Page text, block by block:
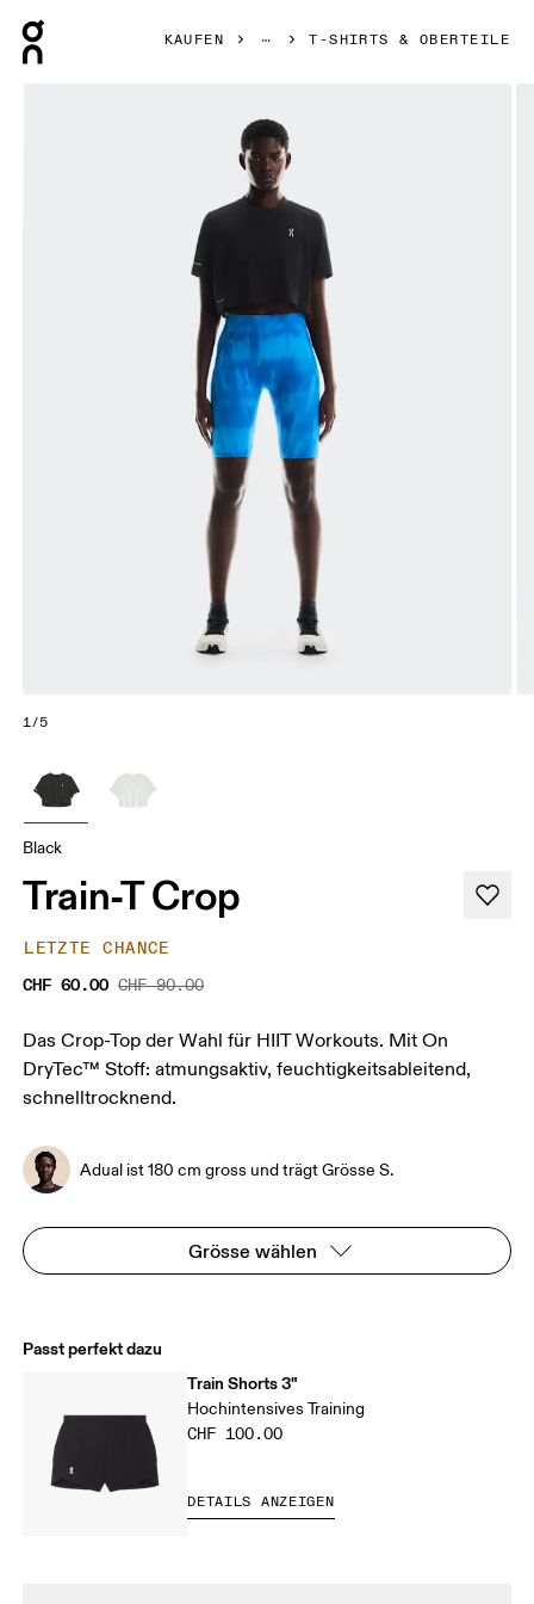
KAUFEN T-SHIRTS & OBERTEILE
1/5
Black
Train-T Crop
LETZTE CHANCE
CHF 60.00 CHF 90.00
Das Crop-Top der Wahl für HIIT Workouts. Mit On
DryTec™ Stoff: atmungsaktiv, feuchtigkeitsableitend,
schnelltrocknend.
Adual ist 180 cm gross und trägt Grösse S.
Grösse wählen
Passt perfekt dazu
Train Shorts 3"
Hochintensives Training
CHF 100.00
DETAILS ANZEIGEN